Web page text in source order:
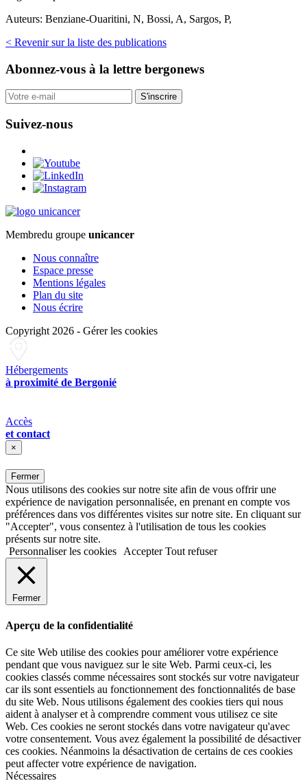
Auteurs: Benziane-Ouaritini, N, Bossi, A, Sargos, P,
< Revenir sur la liste des publications
Abonnez-vous à la lettre bergonews
S'inscrire
Suivez-nous
Membredu groupe unicancer
Nous connaître
Espace presse
Mentions légales
Plan du site
Nous écrire
Copyright 2026 - Gérer les cookies
Hébergements
à proximité de Bergonié
Accès
et contact
×
Fermer
Nous utilisons des cookies sur notre site afin de vous offrir une
expérience de navigation personnalisée, en prenant en compte vos
préférences dans vos différentes visites sur notre site. En cliquant sur
"Accepter", vous consentez à l'utilisation de tous les cookies
présents sur notre site.
Personnaliser les cookies
Accepter Tout refuser
Fermer
Aperçu de la confidentialité
Ce site Web utilise des cookies pour améliorer votre expérience
pendant que vous naviguez sur le site Web. Parmi ceux-ci, les
cookies classés comme nécessaires sont stockés sur votre navigateur
car ils sont essentiels au fonctionnement des fonctionnalités de base
du site Web. Nous utilisons également des cookies tiers qui nous
aident à analyser et à comprendre comment vous utilisez ce site
Web. Ces cookies ne seront stockés dans votre navigateur qu'avec
votre consentement. Vous avez également la possibilité de désactiver
ces cookies. Néanmoins la désactivation de certains de ces cookies
peut affecter votre expérience de navigation.
Nécessaires